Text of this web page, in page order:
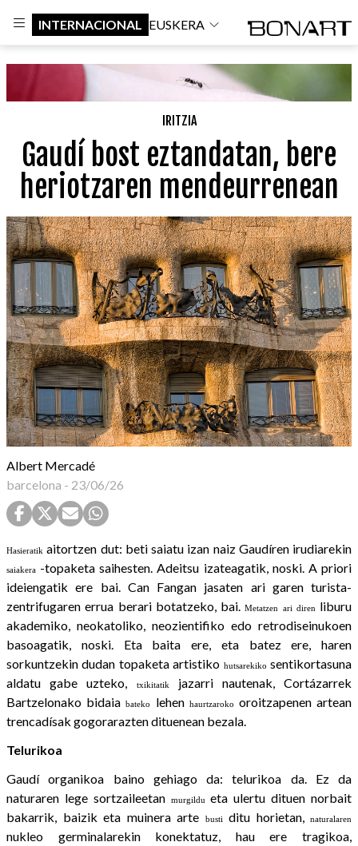
INTERNACIONAL EUSKERA
IRITZIA
Gaudí bost eztandatan, bere
heriotzaren mendeurrenean
Albert Mercadé
barcelona - 23/06/26
Hasieratik aitortzen dut: beti saiatu izan naiz Gaudíren irudiarekin
saiakera -topaketa saihesten. Adeitsu izateagatik, noski. A priori
ideiengatik ere bai. Can Fangan jasaten ari garen turista-
zentrifugaren errua berari botatzeko, bai.Metatzen ari diren liburu
akademiko, neokatoliko, neozientifiko edo retrodiseinukoen
basoagatik, noski. Eta baita ere, eta batez ere, haren
sorkuntzekin dudan topaketa artistiko hutsarekiko sentikortasuna
aldatu gabe uzteko,
txikitatik
jazarri nautenak, Cortázarrek
Bartzelonako bidaiabateko lehen haurtzaroko oroitzapenen artean
trencadísak gogorarazten dituenean bezala.
Telurikoa
Gaudí organikoa baino gehiago da: telurikoa da. Ez da
naturaren lege sortzaileetan murgildu eta ulertu dituen norbait
bakarrik, baizik eta muinera arte
busti ditu horietan, naturalaren
nukleo germinalarekin konektatuz, hau ere tragikoa,